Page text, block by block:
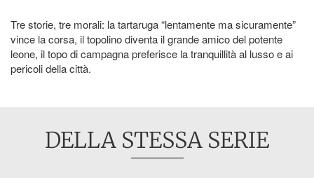
Tre storie, tre morali: la tartaruga “lentamente ma sicuramente”
vince la corsa, il topolino diventa il grande amico del potente
leone, il topo di campagna preferisce la tranquillità al lusso e ai
pericoli della città.
DELLA STESSA SERIE